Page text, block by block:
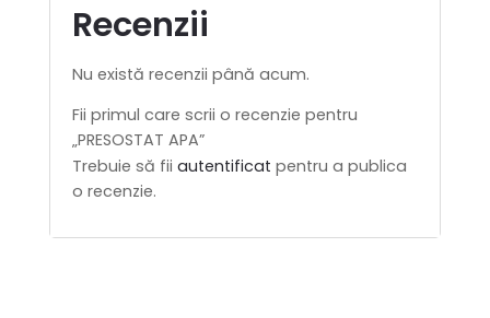
Recenzii
Nu există recenzii până acum.
Fii primul care scrii o recenzie pentru
„PRESOSTAT APA”
Trebuie să fii autentificat pentru a publica
o recenzie.